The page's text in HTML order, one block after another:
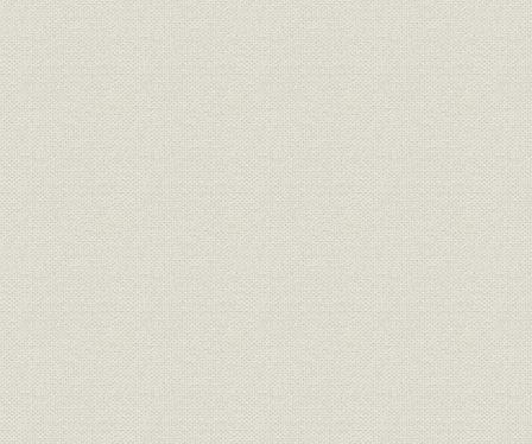
事業所 国内 本社・事業場・工場一覧 昭和54年4
事業所 国内 支社・支店・営業所一覧 昭和54年4
事業所;海外事業 海外会社一覧 昭和54年4
事業所;海外事業 海外駐在員事務所一覧 昭和54年4
財務・業績 最近の経営推移 資本金 昭和40年
従業員 最近の経営推移 従業員数 昭和40年
売上 最近の経営推移 全社売上高 昭和40年
財務・業績 最近の経営推移 利益 昭和40年
売上 機種別売上高 昭和40年